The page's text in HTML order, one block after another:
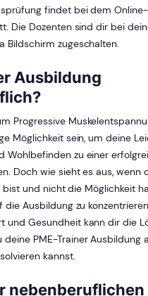
findet bei dem
Die Dozenten sind dir bei
Bildschirm zugeschalten.
Ausbildung
Progressive
Möglichkeit sein, um deine
Wohlbefinden zu einer
Doch wie sieht es aus, wenn
und nicht die Möglichkeit
die Ausbildung zu
und Gesundheit kann dir die
PME-Trainer Ausbildung
kannst.
nebenberuflichen